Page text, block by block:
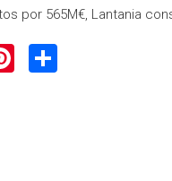
por 565M€, Lantania
Pinterest
Compartir